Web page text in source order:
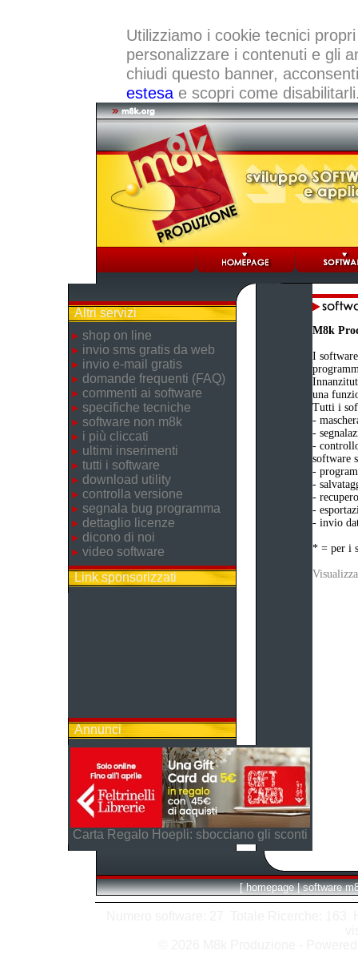
Utilizziamo i cookie tecnici
personalizzare i contenuti e gli
chiudi questo banner,
estesae scopri come
Altri servizi
shop on line
invio sms gratis da web
invio e-mail gratis
domande frequenti (FAQ)
commenti ai software
specifiche tecniche
software non m8k
i più cliccati
ultimi inserimenti
tutti i software
download utility
controlla versione
segnala bug programma
dettaglio licenze
dicono di noi
video software
Link sponsorizzati
Annunci
Carta Regalo Hoepli: sbocciano gli sconti
M8k
I
una
Tutti i
-
-
-
software
-
-
-
-
- invio
* = per i
[ homepage | software